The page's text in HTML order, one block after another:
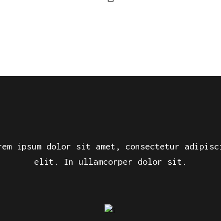
ipsum dolor sit amet, consectetur
elit. In ullamcorper dolor sit.